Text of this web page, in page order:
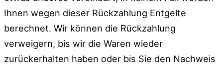
Ihnen wegen dieser Rückzahlung Entgelte
berechnet. Wir können die Rückzahlung
verweigern, bis wir die Waren wieder
zurückerhalten haben oder bis Sie den Nachweis